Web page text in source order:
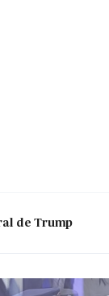
de Trump